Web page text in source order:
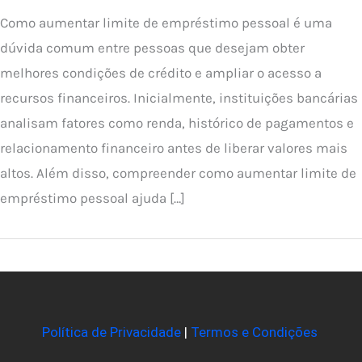
Como aumentar limite de empréstimo pessoal é uma
dúvida comum entre pessoas que desejam obter
melhores condições de crédito e ampliar o acesso a
recursos financeiros. Inicialmente, instituições bancárias
analisam fatores como renda, histórico de pagamentos e
relacionamento financeiro antes de liberar valores mais
altos. Além disso, compreender como aumentar limite de
empréstimo pessoal ajuda […]
Política de Privacidade| Termos e Condições